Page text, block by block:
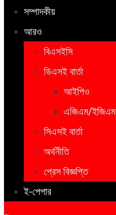
সম্পাদকীয়
আরও
বিএসইসি
ডিএসই বার্তা
আইপিও
এজিএম/ইজিএম
সিএসই বার্তা
অর্থনীতি
প্রেস বিজ্ঞপ্তি
ই-পেপার